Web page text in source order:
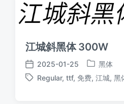
江城斜黑体 300W
发
布
2025-01-25
发
布
黑体
标
Regular, ttf, 免费, 江城, 黑